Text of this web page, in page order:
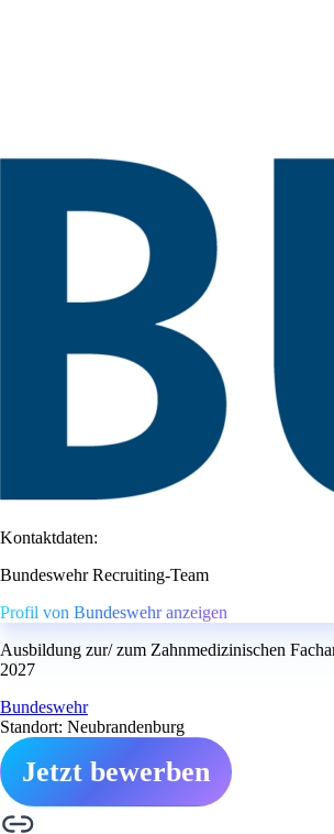
Kontaktdaten:
Bundeswehr Recruiting-Team
Profil von Bundeswehr anzeigen
Ausbildung zur/ zum Zahnmedizinischen
2027
Bundeswehr
Standort: Neubrandenburg
Jetzt bewerben